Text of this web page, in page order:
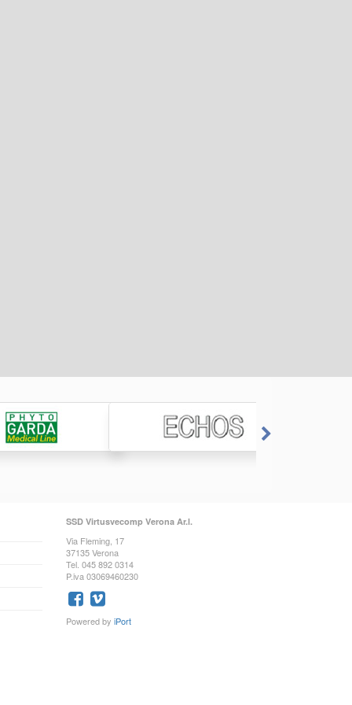
SSD Virtusvecomp Verona Ar.l.
Via Fleming, 17
37135 Verona
Tel. 045 892 0314
P.iva 03069460230
Powered by iPort